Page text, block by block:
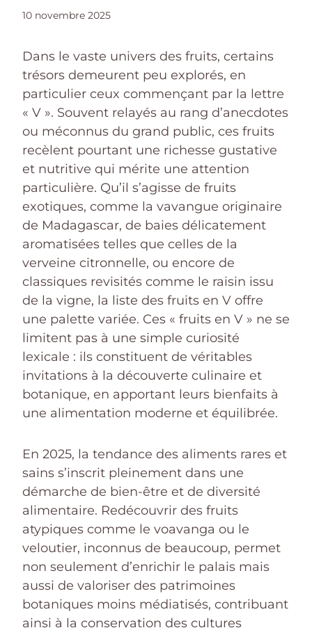
10 novembre 2025
Dans le vaste univers des fruits, certains
trésors demeurent peu explorés, en
particulier ceux commençant par la lettre
« V ». Souvent relayés au rang d’anecdotes
ou méconnus du grand public, ces fruits
recèlent pourtant une richesse gustative
et nutritive qui mérite une attention
particulière. Qu’il s’agisse de fruits
exotiques, comme la vavangue originaire
de Madagascar, de baies délicatement
aromatisées telles que celles de la
verveine citronnelle, ou encore de
classiques revisités comme le raisin issu
de la vigne, la liste des fruits en V offre
une palette variée. Ces « fruits en V » ne se
limitent pas à une simple curiosité
lexicale : ils constituent de véritables
invitations à la découverte culinaire et
botanique, en apportant leurs bienfaits à
une alimentation moderne et équilibrée.
En 2025, la tendance des aliments rares et
sains s’inscrit pleinement dans une
démarche de bien-être et de diversité
alimentaire. Redécouvrir des fruits
atypiques comme le voavanga ou le
veloutier, inconnus de beaucoup, permet
non seulement d’enrichir le palais mais
aussi de valoriser des patrimoines
botaniques moins médiatisés, contribuant
ainsi à la conservation des cultures